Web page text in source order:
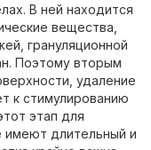
В ней находится
вещества,
грануляционной
Поэтому вторым
удаление
к стимулированию
этап для
имеют длительный и